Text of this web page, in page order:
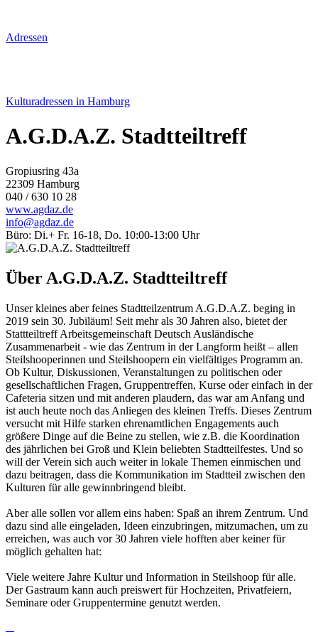
Adressen
Kulturadressen in Hamburg
A.G.D.A.Z. Stadtteiltreff
Gropiusring 43a
22309 Hamburg
040 / 630 10 28
www.agdaz.de
info@agdaz.de
Büro: Di.+ Fr. 16-18, Do. 10:00-13:00 Uhr
Über A.G.D.A.Z. Stadtteiltreff
Unser kleines aber feines Stadtteilzentrum A.G.D.A.Z. beging in
2019 sein 30. Jubiläum! Seit mehr als 30 Jahren also, bietet der
Stattteiltreff Arbeitsgemeinschaft Deutsch Ausländische
Zusammenarbeit - wie das Zentrum in der Langform heißt – allen
Steilshooperinnen und Steilshoopern ein vielfältiges Programm an.
Ob Kultur, Diskussionen, Veranstaltungen zu politischen oder
gesellschaftlichen Fragen, Gruppentreffen, Kurse oder einfach in der
Cafeteria sitzen und mit anderen plaudern, das war am Anfang und
ist auch heute noch das Anliegen des kleinen Treffs. Dieses Zentrum
versucht mit Hilfe starken ehrenamtlichen Engagements auch
größere Dinge auf die Beine zu stellen, wie z.B. die Koordination
des jährlichen bei Groß und Klein beliebten Stadtteilfestes. Und so
will der Verein sich auch weiter in lokale Themen einmischen und
dazu beitragen, dass die Kommunikation im Stadtteil zwischen den
Kulturen für alle gewinnbringend bleibt.
Aber alle sollen vor allem eins haben: Spaß an ihrem Zentrum. Und
dazu sind alle eingeladen, Ideen einzubringen, mitzumachen, um zu
erreichen, was auch vor 30 Jahren viele hofften aber keiner für
möglich gehalten hat:
Viele weitere Jahre Kultur und Information in Steilshoop für alle.
Der Gastraum kann auch preiswert für Hochzeiten, Privatfeiern,
Seminare oder Gruppentermine genutzt werden.